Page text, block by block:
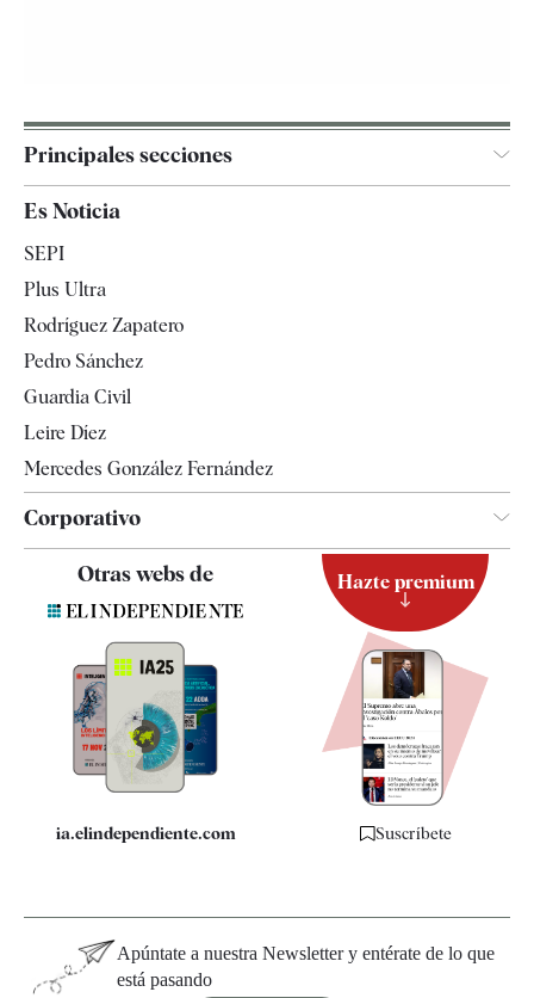
Principales secciones
Televisión
Es Noticia
SEPI
Plus Ultra
Rodríguez Zapatero
Pedro Sánchez
Guardia Civil
Leire Díez
Mercedes González Fernández
Corporativo
Quiénes somos
Especificaciones
Otras webs de
ia.elindependiente.com
Hazte premium
Suscríbete
Apúntate a nuestra Newsletter y entérate de lo que
está pasando